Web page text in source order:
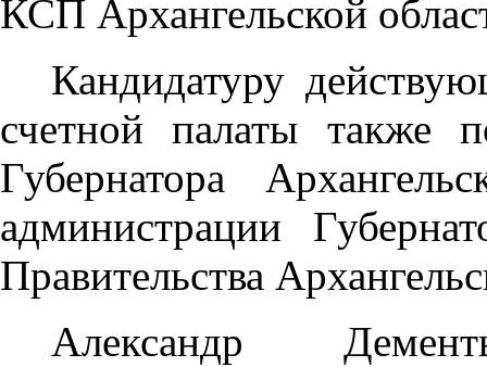
КСП Архангельской
Кандидатуру
счетной палаты также
Губернатора
администрации
Правительства
Александр